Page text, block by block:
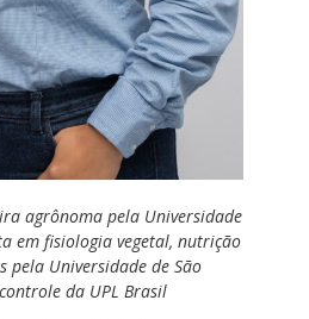
agrônoma pela Universidade
em fisiologia vegetal, nutrição
pela Universidade de São
da UPL Brasil